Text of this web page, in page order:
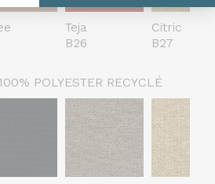
Teja
B26
Citric
B27
POLYESTER RECYCLÉ